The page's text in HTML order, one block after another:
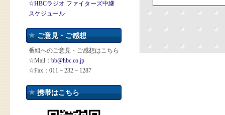
☆HBCラジオ ファイターズ中継
スケジュール
ご意見・ご感想
番組へのご意見・ご感想はこちら
☆Mail： bb@hbc.co.jp
☆Fax：011－232－1287
携帯はこちら